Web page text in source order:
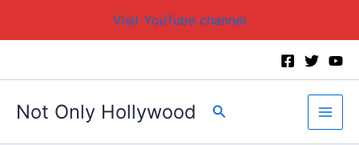
Visit YouTube channel
Not Only Hollywood Search